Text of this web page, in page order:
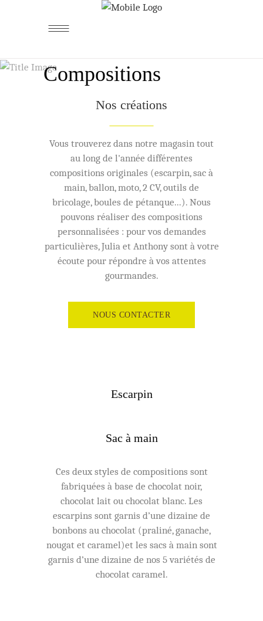
Compositions
Nos créations
Vous trouverez dans notre magasin tout
au long de l'année différentes
compositions originales (escarpin, sac à
main, ballon, moto, 2 CV, outils de
bricolage, boules de pétanque...). Nous
pouvons réaliser des compositions
personnalisées : pour vos demandes
particulières, Julia et Anthony sont à votre
écoute pour répondre à vos attentes
gourmandes.
NOUS CONTACTER
Escarpin
Sac à main
Ces deux styles de compositions sont
fabriquées à base de chocolat noir,
chocolat lait ou chocolat blanc. Les
escarpins sont garnis d’une dizaine de
bonbons au chocolat (praliné, ganache,
nougat et caramel)et les sacs à main sont
garnis d’une dizaine de nos 5 variétés de
chocolat caramel.